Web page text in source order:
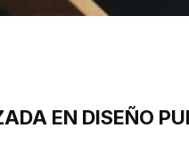
EN DISEÑO